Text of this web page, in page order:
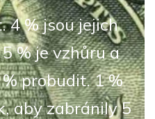
4 % jsou jejich
% je vzhůru a
probudit. 1 %
aby zabránily 5